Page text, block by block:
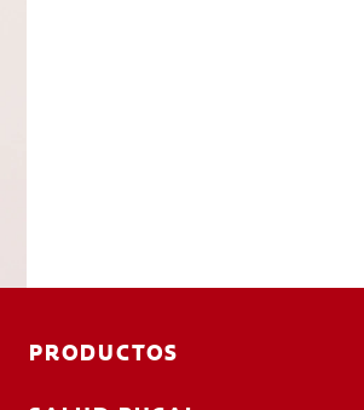
PRODUCTOS